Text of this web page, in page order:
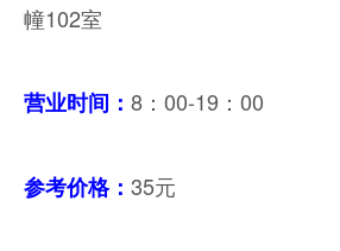
幢102室
营业时间： 8：00-19：00
参考价格： 35元